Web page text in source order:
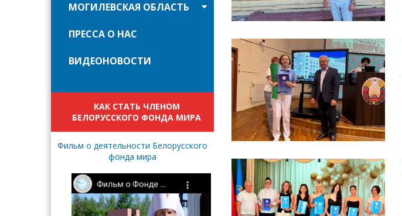
МОГИЛЕВСКАЯ ОБЛАСТЬ
ПРЕССА О НАС
ВИДЕОНОВОСТИ
КАК СТАТЬ ЧЛЕНОМ
БЕЛОРУССКОГО ФОНДА МИРА
Фильм о деятельности Белорусского
фонда мира